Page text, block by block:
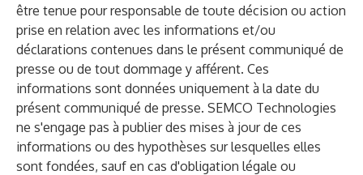
être tenue pour responsable de toute décision ou action
prise en relation avec les informations et/ou
déclarations contenues dans le présent communiqué de
presse ou de tout dommage y afférent. Ces
informations sont données uniquement à la date du
présent communiqué de presse. SEMCO Technologies
ne s'engage pas à publier des mises à jour de ces
informations ou des hypothèses sur lesquelles elles
sont fondées, sauf en cas d'obligation légale ou